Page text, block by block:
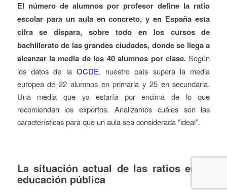
El número de alumnos por profesor define la ratio
escolar para un aula en concreto, y en España esta
cifra se dispara, sobre todo en los cursos de
bachillerato de las grandes ciudades, donde se llega a
alcanzar la media de los 40 alumnos por clase.Según
los datos de la OCDE, nuestro país supera la media
europea de 22 alumnos en primaria y 25 en secundaria.
Una media que ya estaría por encima de lo que
recomiendan los expertos. Analizamos cuáles son las
características para que un aula sea considerada “ideal”.
La situación actual de las ratios en la
educación pública